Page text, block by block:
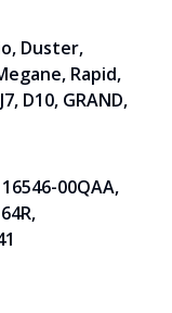
Duster,
Rapid,
D10, GRAND,
00QAA,